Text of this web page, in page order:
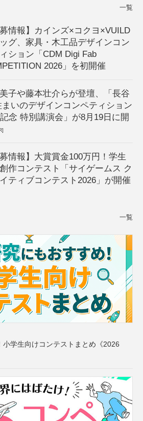
一覧
募情報】カインズ×コクヨ×VUILD
グ、家具・木工品デザインコン
ション「CDM Digi Fab
2026」を初開催
子や藤本壮介らが登壇、「長谷
まいのデザインコンペティション
念 特別講演会」が8月19日に開
募情報】大賞賞金100万円！学生
作コンテスト「サイゲームス ク
ティブコンテスト2026」が開催
一覧
小学生向けコンテストまとめ《2026